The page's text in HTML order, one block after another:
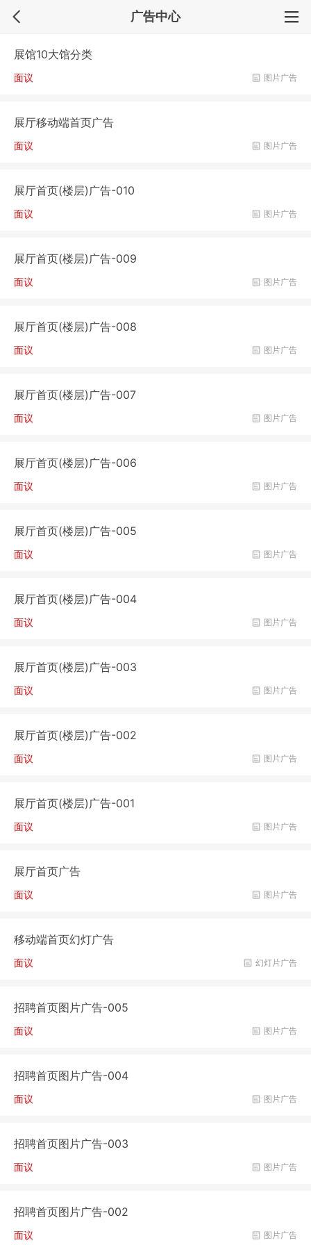
广告中心
展馆10大馆分类
面议 图片广告
展厅移动端首页广告
面议 图片广告
展厅首页(楼层)广告-010
面议 图片广告
展厅首页(楼层)广告-009
面议 图片广告
展厅首页(楼层)广告-008
面议 图片广告
展厅首页(楼层)广告-007
面议 图片广告
展厅首页(楼层)广告-006
面议 图片广告
展厅首页(楼层)广告-005
面议 图片广告
展厅首页(楼层)广告-004
面议 图片广告
展厅首页(楼层)广告-003
面议 图片广告
展厅首页(楼层)广告-002
面议 图片广告
展厅首页(楼层)广告-001
面议 图片广告
展厅首页广告
面议 图片广告
移动端首页幻灯广告
面议 幻灯片广告
招聘首页图片广告-005
面议 图片广告
招聘首页图片广告-004
面议 图片广告
招聘首页图片广告-003
面议 图片广告
招聘首页图片广告-002
面议 图片广告